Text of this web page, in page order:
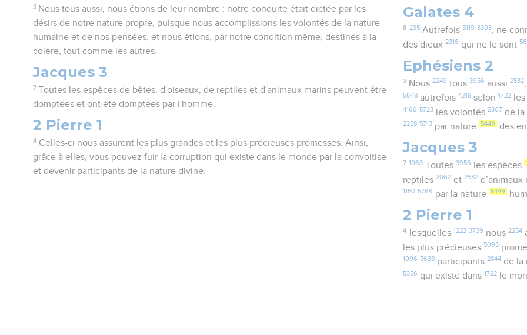
3 Nous tous aussi, nous étions de leur nombre : notre conduite était dictée par les
désirs de notre nature propre, puisque nous accomplissions les volontés de la nature
humaine et de nos pensées, et nous étions, par notre condition même, destinés à la
colère, tout comme les autres.
Jacques 3
7 Toutes les espèces de bêtes, d'oiseaux, de reptiles et d'animaux marins peuvent être
domptées et ont été domptées par l'homme.
2 Pierre 1
4 Celles-ci nous assurent les plus grandes et les plus précieuses promesses. Ainsi,
grâce à elles, vous pouvez fuir la corruption qui existe dans le monde par la convoitise
et devenir participants de la nature divine.
Galates 4
8 235Autrefois 5119 3303, ne
des dieux2316 qui ne le sont
Ephésiens 2
3 Nous 2249 tous 3956 aussi 2532
5648 autrefois4218 selon1722
4160 5723 les volontés2307 de
2258 5713 par nature 5449 des
Jacques 3
7 1063Toutes 3956 les espèces
reptiles2062 et2532 d’animaux
1150 5769 par la nature 5449
2 Pierre 1
4 lesquelles 1223 3739 nous 2254
les plus précieuses 5093
1096 5638 participants2844 de la
5356 qui existe dans1722 le